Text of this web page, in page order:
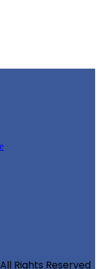
Rights Reserved